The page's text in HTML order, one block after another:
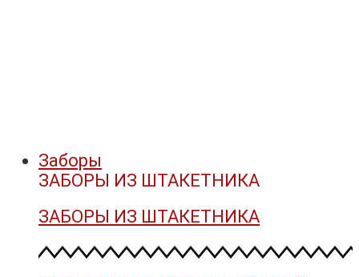
Заборы
ЗАБОРЫ ИЗ ШТАКЕТНИКА
ЗАБОРЫ ИЗ ШТАКЕТНИКА